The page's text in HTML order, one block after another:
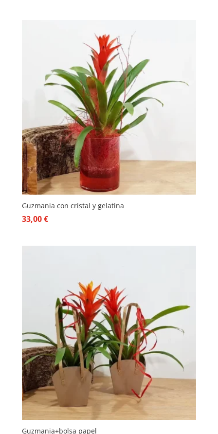
Guzmania con cristal y gelatina
33,00€
Guzmania+bolsa papel